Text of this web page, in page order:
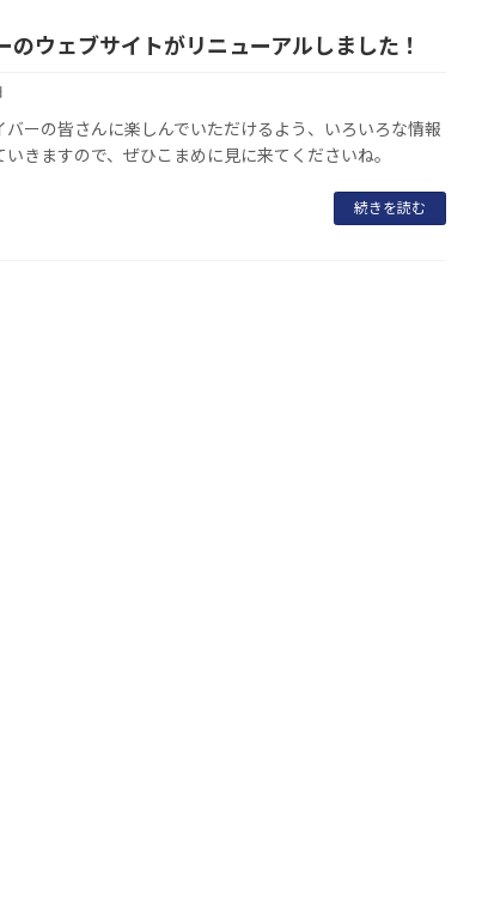
のウェブサイトがリニューアルしました！
バーの皆さんに楽しんでいただけるよう、いろいろな情報
いきますので、ぜひこまめに見に来てくださいね。
続きを読む